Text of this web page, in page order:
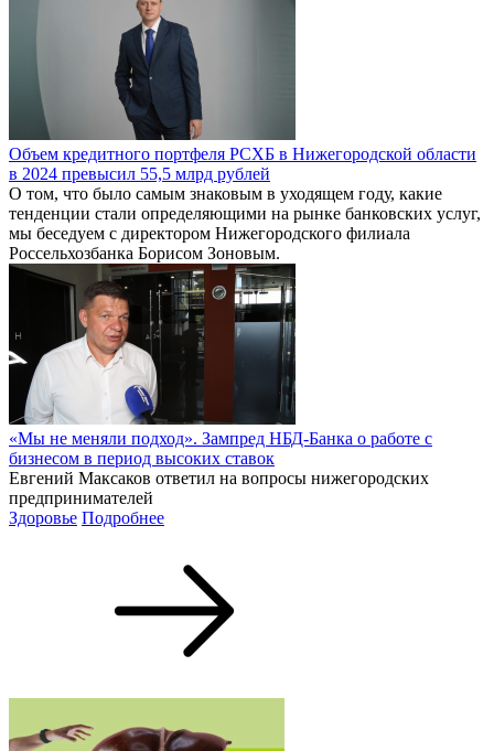
Объем кредитного портфеля РСХБ в Нижегородской области
в 2024 превысил 55,5 млрд рублей
О том, что было самым знаковым в уходящем году, какие
тенденции стали определяющими на рынке банковских услуг,
мы беседуем с директором Нижегородского филиала
Россельхозбанка Борисом Зоновым.
«Мы не меняли подход». Зампред НБД-Банка о работе с
бизнесом в период высоких ставок
Евгений Максаков ответил на вопросы нижегородских
предпринимателей
Здоровье Подробнее